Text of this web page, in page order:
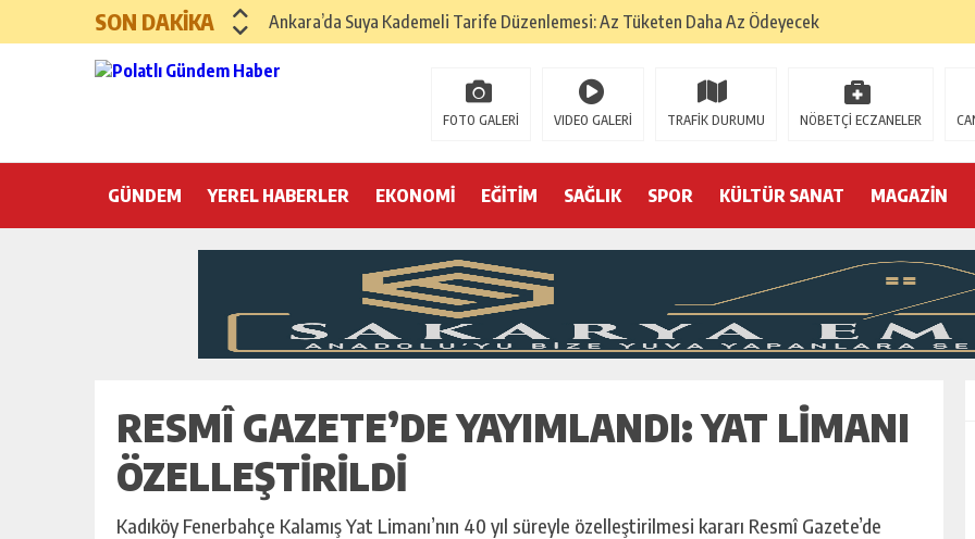
SON DAKİKA
Ankara’da Suya Kademeli Tarife Düzenlemesi: Az Tüketen Daha Az Ödeyecek
Yılın Gastronomi İlçesi Haymana
Polatlı Sakarya Köyü’nde Kırım Tatarlarının Tepreş Coşkusu
Hayri Kozanoğlu… Erdoğan’ın 3 devri
Saray makyaj tutmaz
Seçmeli demokrasi: Kimine şeker, kimine zehir
FOTO GALERİ VIDEO GALERİ TRAFİK DURUMU NÖBETÇİ ECZANELER
GÜNDEM YEREL HABERLER EKONOMİ EĞİTİM SAĞLIK SPOR KÜLTÜR SANAT MAGAZİN
RESMÎ GAZETE’DE YAYIMLANDI: YAT LIMANI
ÖZELLEŞTIRILDI
Kadıköy Fenerbahçe Kalamış Yat Limanı’nın 40 yıl süreyle özelleştirilmesi kararı Resmî Gazete’de